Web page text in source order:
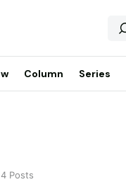
Column Series
Posts